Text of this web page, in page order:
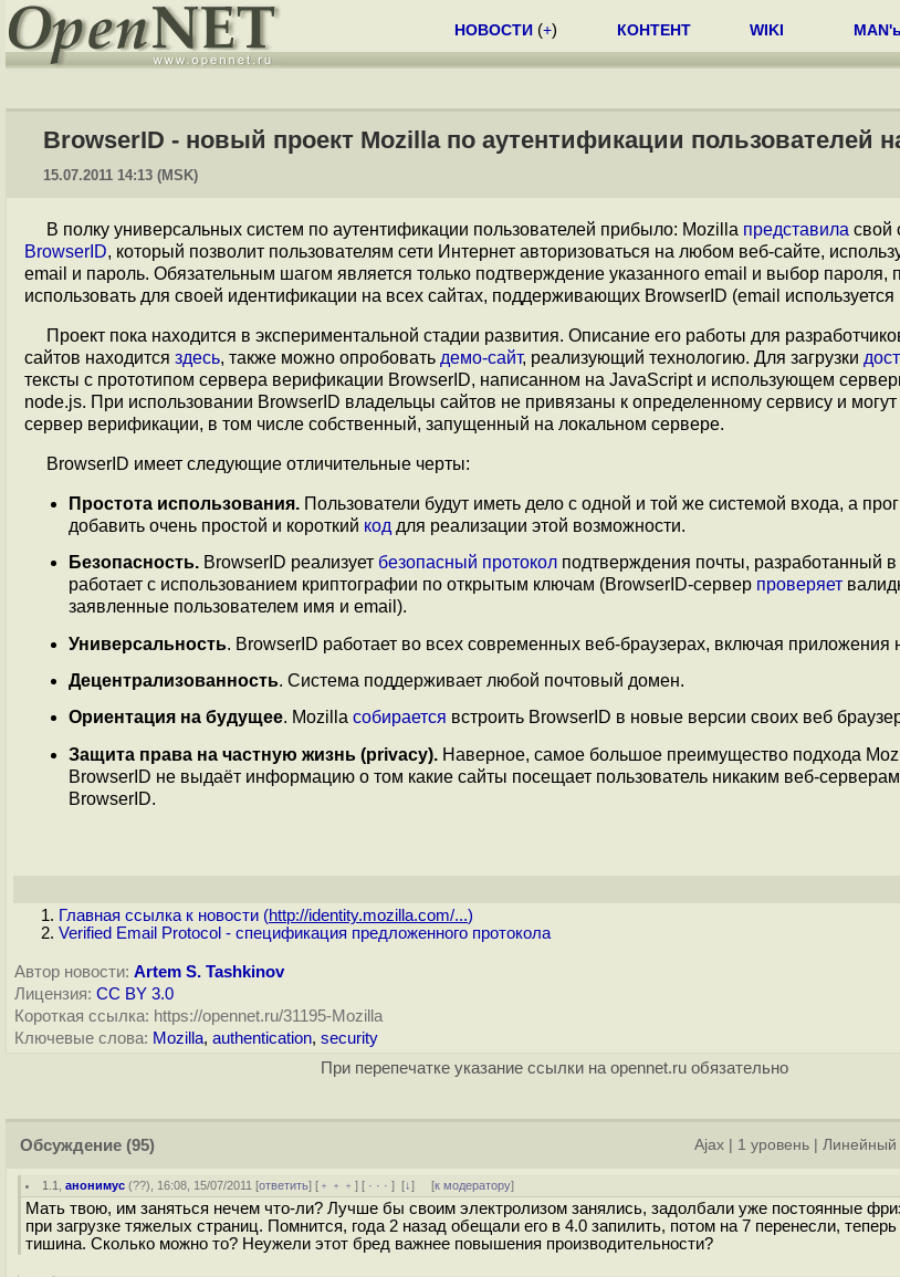
НОВОСТИ (+) КОНТЕНТ WIKI
BrowserID - новый проект Mozilla по аутентификации пользователей
15.07.2011 14:13 (MSK)
В полку универсальных систем по аутентификации пользователей прибыло: Mozilla представила свой
BrowserID, который позволит пользователям сети Интернет авторизоваться на любом веб-сайте,
email и пароль. Обязательным шагом является только подтверждение указанного email и выбор пароля,
использовать для своей идентификации на всех сайтах, поддерживающих BrowserID (email используется
Проект пока находится в экспериментальной стадии развития. Описание его работы для
сайтов находится здесь, также можно опробовать демо-сайт, реализующий технологию. Для загрузки
тексты с прототипом сервера верификации BrowserID, написанном на JavaScript и использующем
node.js. При использовании BrowserID владельцы сайтов не привязаны к определенному сервису и
сервер верификации, в том числе собственный, запущенный на локальном сервере.
BrowserID имеет следующие отличительные черты:
Простота использования. Пользователи будут иметь дело с одной и той же системой входа, а
добавить очень простой и короткий код для реализации этой возможности.
Безопасность. BrowserID реализует безопасный протокол подтверждения почты, разработанный
работает с использованием криптографии по открытым ключам (BrowserID-сервер проверяет
заявленные пользователем имя и email).
Универсальность. BrowserID работает во всех современных веб-браузерах, включая приложения
Децентрализованность. Система поддерживает любой почтовый домен.
Ориентация на будущее. Mozilla собирается встроить BrowserID в новые версии своих веб
Защита права на частную жизнь (privacy). Наверное, самое большое преимущество подхода
BrowserID не выдаёт информацию о том какие сайты посещает пользователь никаким веб-
BrowserID.
Главная ссылка к новости (http://identity.mozilla.com/...)
Verified Email Protocol - спецификация предложенного протокола
Автор новости: Artem S. Tashkinov
Лицензия: CC BY 3.0
Короткая ссылка: https://opennet.ru/31195-Mozilla
Ключевые слова: Mozilla, authentication, security
При перепечатке указание ссылки на opennet.ru обязательно
Обсуждение (95) Ajax 1 уровень Линейный
1.1 ,анонимус (??), 16:08, 15/07/2011 [ответить] [ ﹢﹢﹢] [ · · ·][↓] [к модератору]
Мать твою, им заняться нечем что-ли? Лучше бы своим электролизом занялись, задолбали уже постоянные
при загрузке тяжелых страниц. Помнится, года 2 назад обещали его в 4.0 запилить, потом на 7 перенесли,
тишина. Сколько можно то? Неужели этот бред важнее повышения производительности?